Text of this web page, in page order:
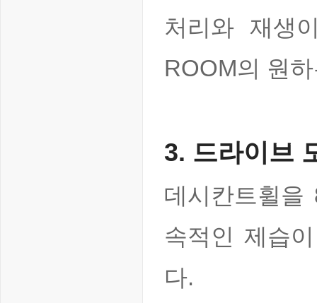
처리와 재생
ROOM의 원
3. 드라이브
데시칸트휠
속적인 제습
다.